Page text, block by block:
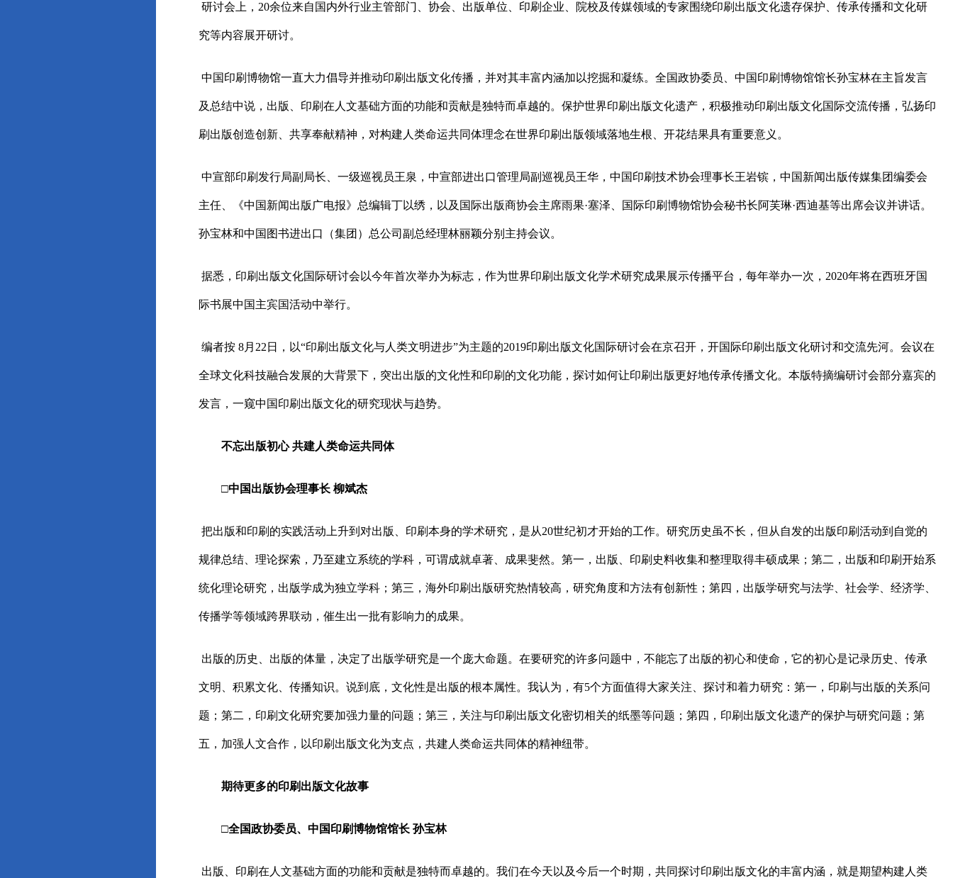
研讨会上，20余位来自国内外行业主管部门、协会、出版单位、印刷企业、院校及传媒领域的专家围绕印刷出版文化遗存保护、传承传播和文化研
究等内容展开研讨。
中国印刷博物馆一直大力倡导并推动印刷出版文化传播，并对其丰富内涵加以挖掘和凝练。全国政协委员、中国印刷博物馆馆长孙宝林在主旨发言
及总结中说，出版、印刷在人文基础方面的功能和贡献是独特而卓越的。保护世界印刷出版文化遗产，积极推动印刷出版文化国际交流传播，弘扬印
刷出版创造创新、共享奉献精神，对构建人类命运共同体理念在世界印刷出版领域落地生根、开花结果具有重要意义。
中宣部印刷发行局副局长、一级巡视员王泉，中宣部进出口管理局副巡视员王华，中国印刷技术协会理事长王岩镔，中国新闻出版传媒集团编委会
主任、《中国新闻出版广电报》总编辑丁以绣，以及国际出版商协会主席雨果·塞泽、国际印刷博物馆协会秘书长阿芙琳·西迪基等出席会议并讲话。
孙宝林和中国图书进出口（集团）总公司副总经理林丽颖分别主持会议。
据悉，印刷出版文化国际研讨会以今年首次举办为标志，作为世界印刷出版文化学术研究成果展示传播平台，每年举办一次，2020年将在西班牙国
际书展中国主宾国活动中举行。
编者按 8月22日，以“印刷出版文化与人类文明进步”为主题的2019印刷出版文化国际研讨会在京召开，开国际印刷出版文化研讨和交流先河。会议在
全球文化科技融合发展的大背景下，突出出版的文化性和印刷的文化功能，探讨如何让印刷出版更好地传承传播文化。本版特摘编研讨会部分嘉宾的
发言，一窥中国印刷出版文化的研究现状与趋势。
不忘出版初心 共建人类命运共同体
□中国出版协会理事长 柳斌杰
把出版和印刷的实践活动上升到对出版、印刷本身的学术研究，是从20世纪初才开始的工作。研究历史虽不长，但从自发的出版印刷活动到自觉的
规律总结、理论探索，乃至建立系统的学科，可谓成就卓著、成果斐然。第一，出版、印刷史料收集和整理取得丰硕成果；第二，出版和印刷开始系
统化理论研究，出版学成为独立学科；第三，海外印刷出版研究热情较高，研究角度和方法有创新性；第四，出版学研究与法学、社会学、经济学、
传播学等领域跨界联动，催生出一批有影响力的成果。
出版的历史、出版的体量，决定了出版学研究是一个庞大命题。在要研究的许多问题中，不能忘了出版的初心和使命，它的初心是记录历史、传承
文明、积累文化、传播知识。说到底，文化性是出版的根本属性。我认为，有5个方面值得大家关注、探讨和着力研究：第一，印刷与出版的关系问
题；第二，印刷文化研究要加强力量的问题；第三，关注与印刷出版文化密切相关的纸墨等问题；第四，印刷出版文化遗产的保护与研究问题；第
五，加强人文合作，以印刷出版文化为支点，共建人类命运共同体的精神纽带。
期待更多的印刷出版文化故事
□全国政协委员、中国印刷博物馆馆长 孙宝林
出版、印刷在人文基础方面的功能和贡献是独特而卓越的。我们在今天以及今后一个时期，共同探讨印刷出版文化的丰富内涵，就是期望构建人类